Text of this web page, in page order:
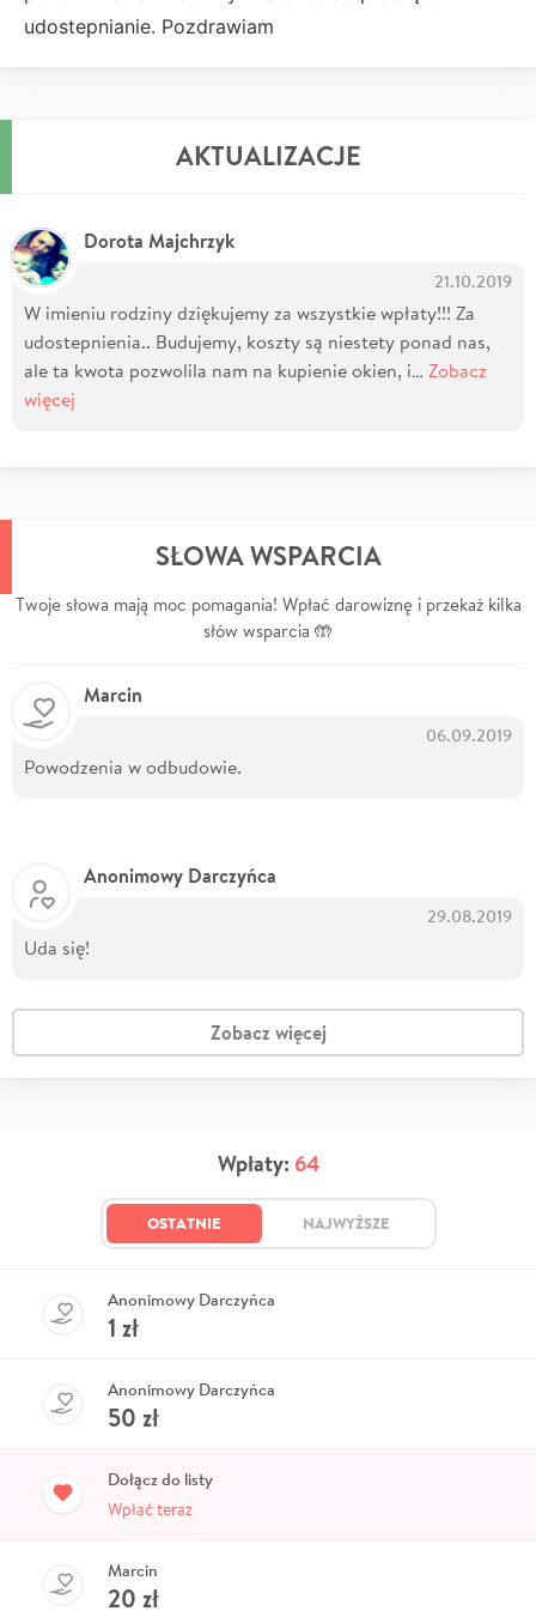
udostepnianie. Pozdrawiam
AKTUALIZACJE
Dorota Majchrzyk
21.10.2019
W imieniu rodziny dziękujemy za wszystkie wpłaty!!! Za
udostepnienia.. Budujemy, koszty są niestety ponad nas,
ale ta kwota pozwolila nam na kupienie okien, i… Zobacz
więcej
SŁOWA WSPARCIA
Twoje słowa mają moc pomagania! Wpłać darowiznę i przekaż kilka
słów wsparcia 🤲
Marcin
06.09.2019
Powodzenia w odbudowie.
Anonimowy Darczyńca
29.08.2019
Uda się!
Zobacz więcej
Wpłaty: 64
OSTATNIE NAJWYŻSZE
Anonimowy Darczyńca
1 zł
Anonimowy Darczyńca
50 zł
Dołącz do listy
Wpłać teraz
Marcin
20 zł